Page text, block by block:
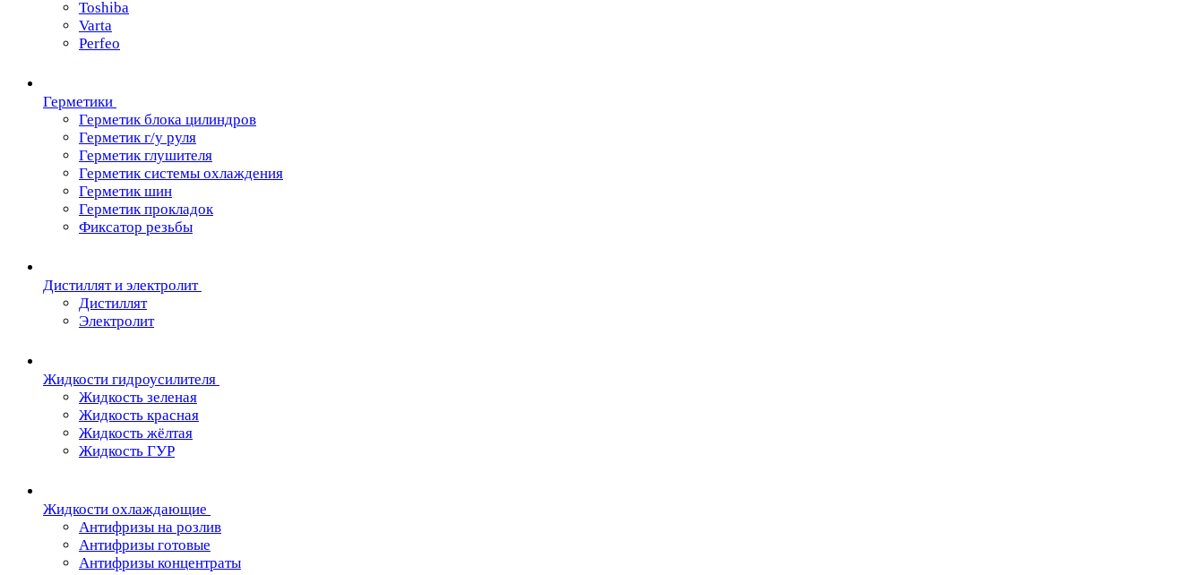
Toshiba
Varta
Perfeo
Герметики
Герметик блока цилиндров
Герметик г/у руля
Герметик глушителя
Герметик системы охлаждения
Герметик шин
Герметик прокладок
Фиксатор резьбы
Дистиллят и электролит
Дистиллят
Электролит
Жидкости гидроусилителя
Жидкость зеленая
Жидкость красная
Жидкость жёлтая
Жидкость ГУР
Жидкости охлаждающие
Антифризы на розлив
Антифризы готовые
Антифризы концентраты